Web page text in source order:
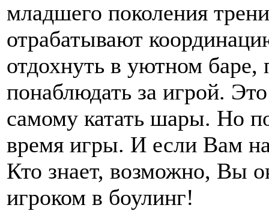
младшего поколения
отрабатывают
отдохнуть в уютном баре,
понаблюдать за игрой.
самому катать шары. Но
время игры. И если Вам
Кто знает, возможно, Вы
игроком в боулинг!